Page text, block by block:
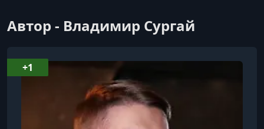
теряете до 70% лидов
1.7 Telegram Ads разбор кейсов в разных нишах
Автор - Владимир Сургай
+1